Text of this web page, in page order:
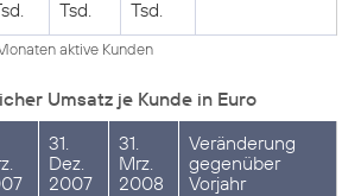
Tsd. Tsd.
aktive Kunden
Umsatz je Kunde in Euro
31.
Dez.
2007
31.
Mrz.
2008
Veränderung
gegenüber
Vorjahr